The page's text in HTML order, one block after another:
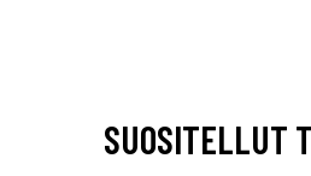
SUOSITELLUT